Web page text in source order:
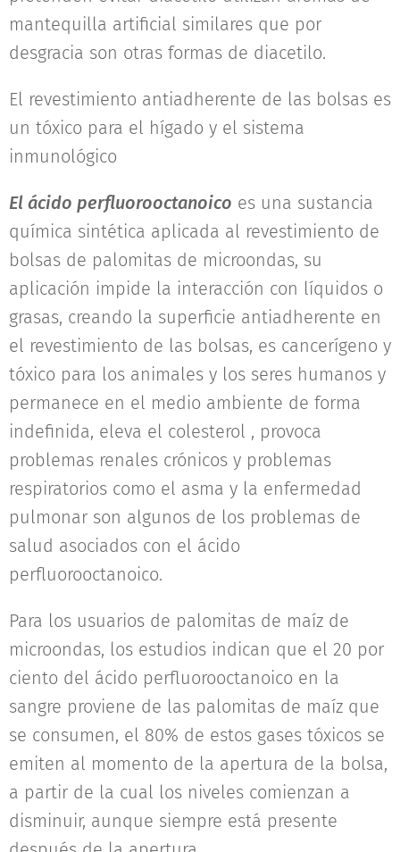
mantequilla artificial similares que por
desgracia son otras formas de diacetilo.
El revestimiento antiadherente de las bolsas es
un tóxico para el hígado y el sistema
inmunológico
El ácido perfluorooctanoico es una sustancia
química sintética aplicada al revestimiento de
bolsas de palomitas de microondas, su
aplicación impide la interacción con líquidos o
grasas, creando la superficie antiadherente en
el revestimiento de las bolsas, es cancerígeno y
tóxico para los animales y los seres humanos y
permanece en el medio ambiente de forma
indefinida, eleva el colesterol , provoca
problemas renales crónicos y problemas
respiratorios como el asma y la enfermedad
pulmonar son algunos de los problemas de
salud asociados con el ácido
perfluorooctanoico.
Para los usuarios de palomitas de maíz de
microondas, los estudios indican que el 20 por
ciento del ácido perfluorooctanoico en la
sangre proviene de las palomitas de maíz que
se consumen, el 80% de estos gases tóxicos se
emiten al momento de la apertura de la bolsa,
a partir de la cual los niveles comienzan a
disminuir, aunque siempre está presente